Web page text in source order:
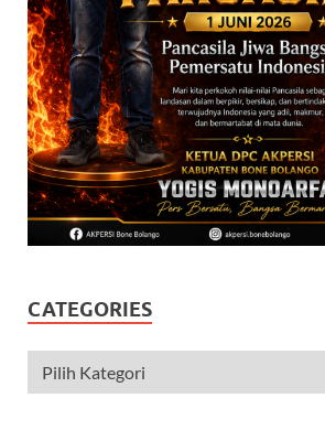
CATEGORIES